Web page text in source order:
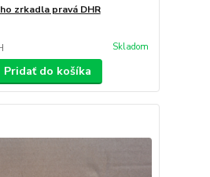
zrkadla pravá DHR
Skladom
Pridať do košíka